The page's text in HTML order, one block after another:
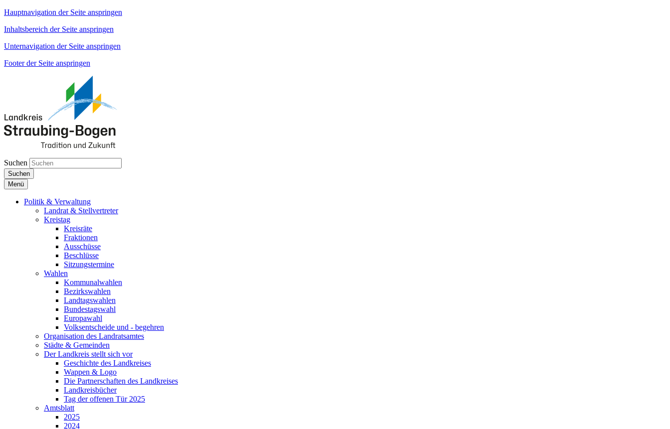
Hauptnavigation der Seite anspringen
Inhaltsbereich der Seite anspringen
Unternavigation der Seite anspringen
Footer der Seite anspringen
Suchen
Suchen
Menü
Politik & Verwaltung
Landrat & Stellvertreter
Kreistag
Kreisräte
Fraktionen
Ausschüsse
Beschlüsse
Sitzungstermine
Wahlen
Kommunalwahlen
Bezirkswahlen
Landtagswahlen
Bundestagswahl
Europawahl
Volksentscheide und - begehren
Organisation des Landratsamtes
Städte & Gemeinden
Der Landkreis stellt sich vor
Geschichte des Landkreises
Wappen & Logo
Die Partnerschaften des Landkreises
Landkreisbücher
Tag der offenen Tür 2025
Amtsblatt
2025
2024